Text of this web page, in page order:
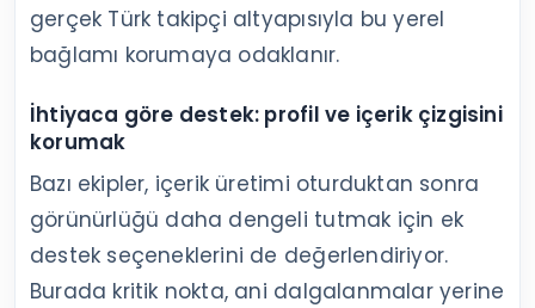
gerçek Türk takipçi altyapısıyla bu yerel
bağlamı korumaya odaklanır.
İhtiyaca göre destek: profil ve içerik çizgisini
korumak
Bazı ekipler, içerik üretimi oturduktan sonra
görünürlüğü daha dengeli tutmak için ek
destek seçeneklerini de değerlendiriyor.
Burada kritik nokta, ani dalgalanmalar yerine